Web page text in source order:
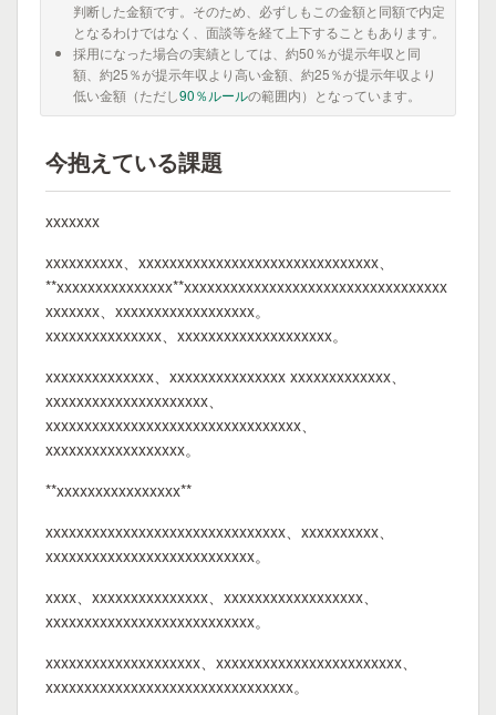
判断した金額です。そのため、必ずしもこの金額と同額で内定
となるわけではなく、面談等を経て上下することもあります。
採用になった場合の実績としては、約50％が提示年収と同
額、約25％が提示年収より高い金額、約25％が提示年収より
低い金額（ただし90％ルールの範囲内）となっています。
今抱えている課題
xxxxxxx
xxxxxxxxxx、xxxxxxxxxxxxxxxxxxxxxxxxxxxxxxx、
**xxxxxxxxxxxxxxx**xxxxxxxxxxxxxxxxxxxxxxxxxxxxxxxxxx
xxxxxxx、xxxxxxxxxxxxxxxxxx。
xxxxxxxxxxxxxxx、xxxxxxxxxxxxxxxxxxxx。
xxxxxxxxxxxxxx、xxxxxxxxxxxxxxx xxxxxxxxxxxxx、
xxxxxxxxxxxxxxxxxxxxx、
xxxxxxxxxxxxxxxxxxxxxxxxxxxxxxxxx、
xxxxxxxxxxxxxxxxxx。
**xxxxxxxxxxxxxxxx**
xxxxxxxxxxxxxxxxxxxxxxxxxxxxxxx、xxxxxxxxxx、
xxxxxxxxxxxxxxxxxxxxxxxxxxx。
xxxx、xxxxxxxxxxxxxxx、xxxxxxxxxxxxxxxxxx、
xxxxxxxxxxxxxxxxxxxxxxxxxxx。
xxxxxxxxxxxxxxxxxxxx、xxxxxxxxxxxxxxxxxxxxxxxx、
xxxxxxxxxxxxxxxxxxxxxxxxxxxxxxxx。